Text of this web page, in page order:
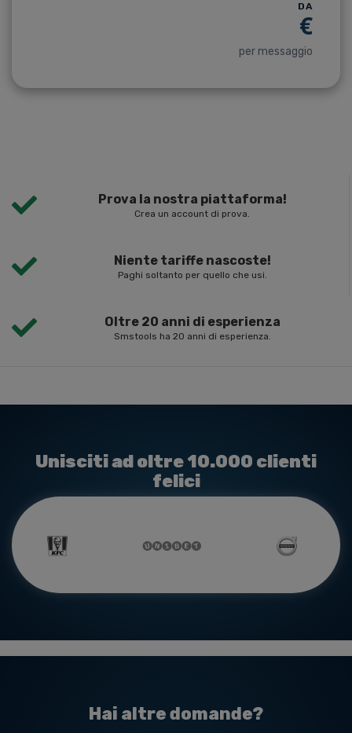
DA
€
per messaggio
Prova la nostra piattaforma!
Crea un account di prova.
Niente tariffe nascoste!
Paghi soltanto per quello che usi.
Oltre 20 anni di esperienza
Smstools ha 20 anni di esperienza.
Unisciti ad oltre 10.000 clienti
felici
Hai altre domande?